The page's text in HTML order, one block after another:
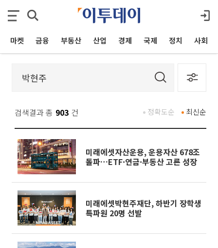
마켓 금융 부동산 산업 경제 국제 정치 사회
검색결과 총 903 건 최신순
정확도순
미래에셋자산운용, 운용자산 678조
돌파…ETF·연금·부동산 고른 성장
미래에셋박현주재단, 하반기 장학생
특파원 20명 선발